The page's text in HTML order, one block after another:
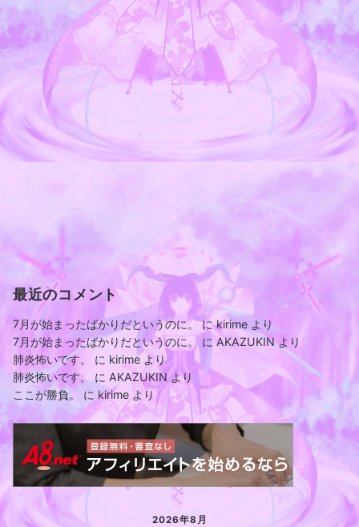
最近のコメント
7月が始まったばかりだというのに。にkirime より
7月が始まったばかりだというのに。
にAKAZUKINより
肺炎怖いです。
に kirime より
肺炎怖いです。
に AKAZUKINより
ここが勝負。
に kirime より
2026年8月